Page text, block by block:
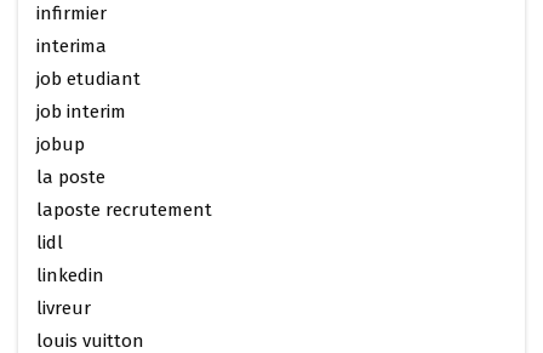
infirmier
interima
job etudiant
job interim
jobup
la poste
laposte recrutement
lidl
linkedin
livreur
louis vuitton